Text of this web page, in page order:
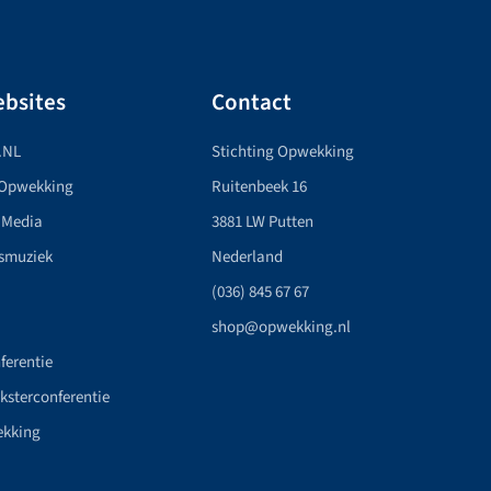
Contact
Stichting Opwekking
Ruitenbeek 16
3881 LW Putten
Nederland
(036) 845 67 67
shop@opwekking.nl